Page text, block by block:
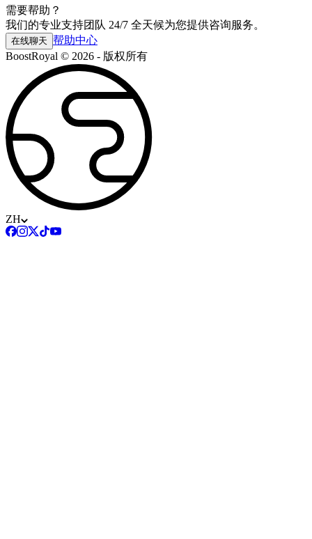
需要帮助？
我们的专业支持团队 24/7 全天候为您提供咨询服务。
在线聊天 帮助中心
BoostRoyal © 2026 - 版权所有
ZH